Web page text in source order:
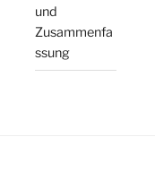
und
Zusammenfa
ssung